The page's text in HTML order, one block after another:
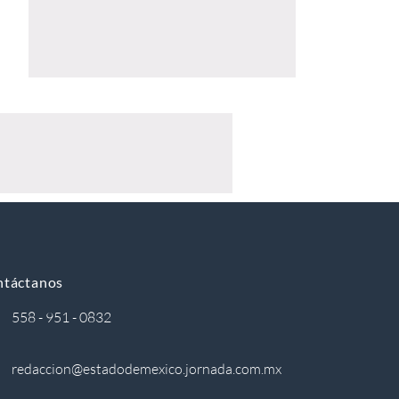
558 - 951 - 0832
redaccion@estadodemexico.jornada.com.mx